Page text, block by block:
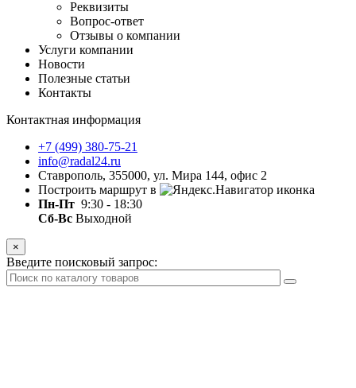
Реквизиты
Вопрос-ответ
Отзывы о компании
Услуги компании
Новости
Полезные статьи
Контакты
Контактная информация
+7 (499) 380-75-21
info@radal24.ru
Ставрополь, 355000, ул. Мира 144, офис 2
Построить маршрут в
Пн-Пт 9:30 - 18:30
Сб-Вс Выходной
×
Введите поисковый запрос: